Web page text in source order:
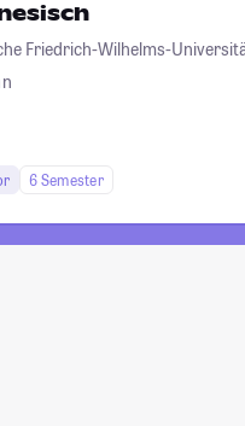
Friedrich-Wilhelms-
6 Semester